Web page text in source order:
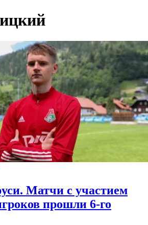
Матчи с участием
прошли 6-го